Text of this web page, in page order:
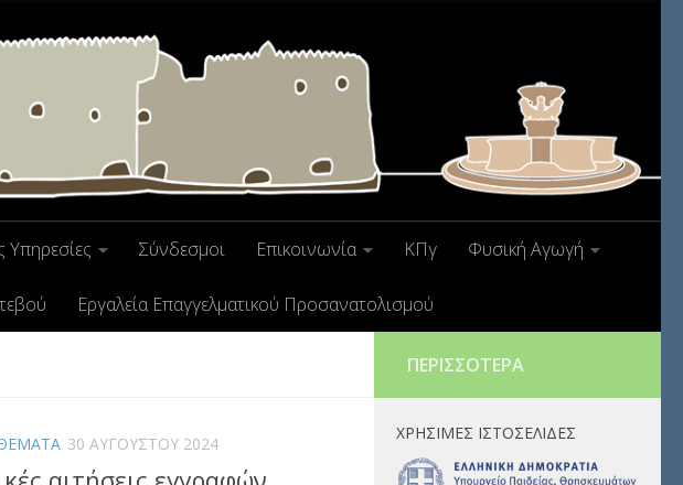
Υπηρεσίες Σύνδεσμοι Επικοινωνία ΚΠγ Φυσική Αγωγή
Εργαλεία Επαγγελματικού Προσανατολισμού
30 ΑΥΓΟΎΣΤΟΥ 2024
ΠΕΡΙΣΣΌΤΕΡΑ
ΧΡΉΣΙΜΕΣ ΙΣΤΟΣΕΛΊΔΕΣ